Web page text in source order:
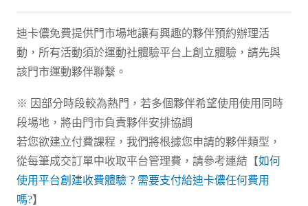
迪卡儂免費提供門市場地讓有興趣的夥伴預約辦理活
動，所有活動須於運動社體驗平台上創立體驗，請先與
該門市運動夥伴聯繫。
※ 因部分時段較為熱門，若多個夥伴希望使用使用同時
段場地，將由門市負責夥伴安排協調
若您欲建立付費課程，我們將根據您申請的夥伴類型，
從每筆成交訂單中收取平台管理費，請參考連結【如何
使用平台創建收費體驗？需要支付給迪卡儂任何費用
嗎?】